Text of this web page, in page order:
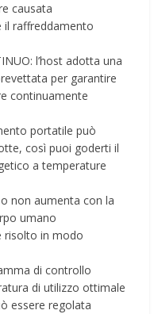
causata
il raffreddamento
l’host adotta una
per garantire
continuamente
portatile può
così puoi goderti il
a temperature
non aumenta con la
umano
risolto in modo
di controllo
di utilizzo ottimale
essere regolata